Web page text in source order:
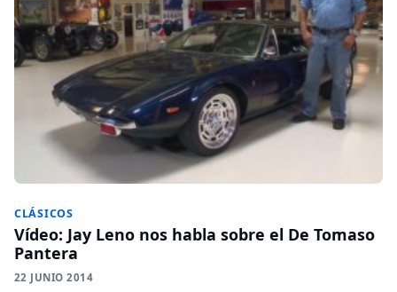
CLÁSICOS
Vídeo: Jay Leno nos habla sobre el De Tomaso
Pantera
22 JUNIO 2014